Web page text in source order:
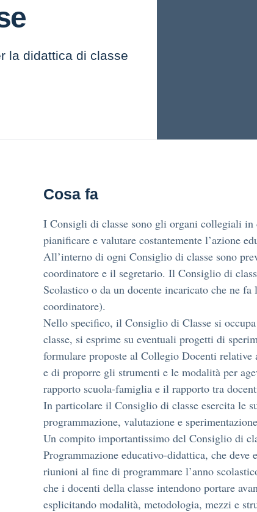
la didattica di classe
Cosa fa
I Consigli di classe sono gli organi collegiali
pianificare e valutare costantemente l’azione
All’interno di ogni Consiglio di classe sono
coordinatore e il segretario. Il Consiglio di
Scolastico o da un docente incaricato che ne
coordinatore).
Nello specifico, il Consiglio di Classe si
classe, si esprime su eventuali progetti di
formulare proposte al Collegio Docenti relative
e di proporre gli strumenti e le modalità per
rapporto scuola-famiglia e il rapporto tra
In particolare il Consiglio di classe esercita le
programmazione, valutazione e
Un compito importantissimo del Consiglio di
Programmazione educativo-didattica, che deve
riunioni al fine di programmare l’anno
che i docenti della classe intendono portare
esplicitando modalità, metodologia, mezzi e